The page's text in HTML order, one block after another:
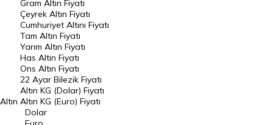
Raporlar
Endeksler
DÖVİZ
Döviz Kuru
Dolar Kuru
Euro Kuru
Altın
Gram Altın Fiyatı
Çeyrek Altın Fiyatı
Cumhuriyet Altını Fiyatı
Tam Altın Fiyatı
Yarım Altın Fiyatı
Has Altın Fiyatı
Ons Altın Fiyatı
22 Ayar Bilezik Fiyatı
Altın KG (Dolar) Fiyatı
Altın KG (Euro) Fiyatı
Dolar